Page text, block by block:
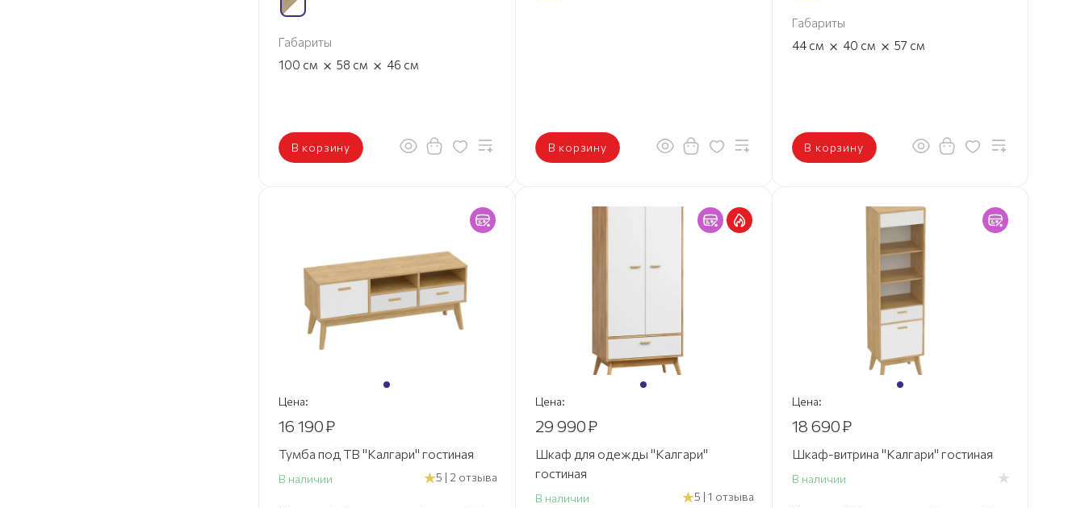
Габариты
100 см × 58 см × 46 см
В корзину В корзину
Габариты
44 см × 40 см × 57 см
В корзину
Цена:
16 190₽
Тумба под ТВ "Калгари" гостиная
В наличии 5 | 2 отзыва
Цена:
29 990₽
Шкаф для одежды "Калгари"
гостиная
В наличии 5 | 1 отзыва
Цена:
18 690₽
Шкаф-витрина "Калгари" гостиная
В наличии